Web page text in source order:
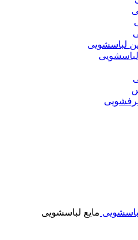
لباسشویی
مایع لباسشویی